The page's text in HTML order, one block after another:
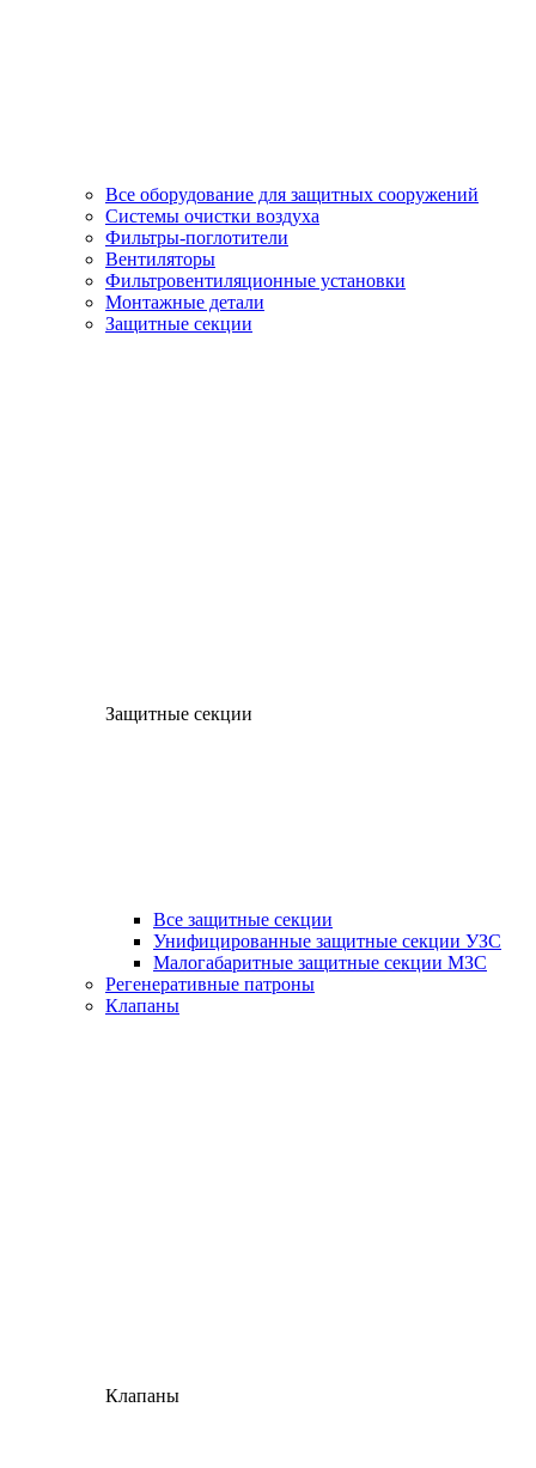
Все оборудование для защитных сооружений
Системы очистки воздуха
Фильтры-поглотители
Вентиляторы
Фильтровентиляционные установки
Монтажные детали
Защитные секции
Защитные секции
Все защитные секции
Унифицированные защитные секции УЗС
Малогабаритные защитные секции МЗС
Регенеративные патроны
Клапаны
Клапаны